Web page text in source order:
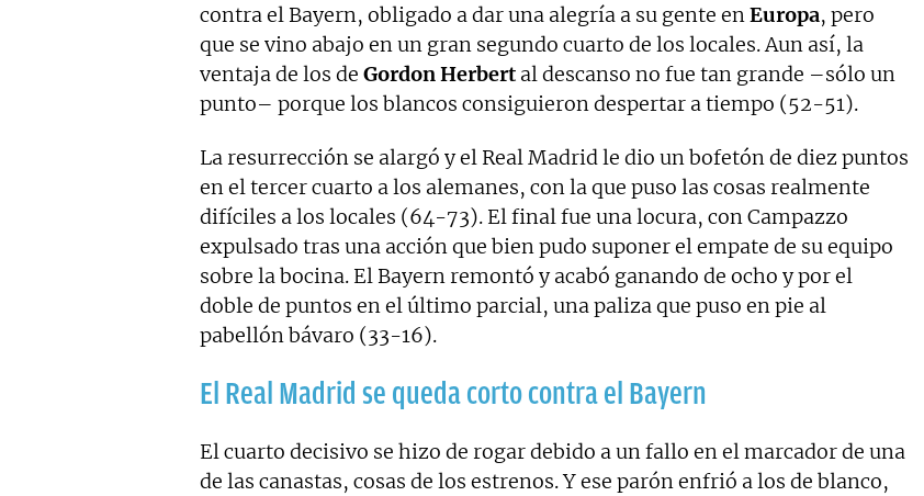
contra el Bayern, obligado a dar una alegría a su gente enEuropa, pero
que se vino abajo en un gran segundo cuarto de los locales. Aun así, la
ventaja de los de Gordon Herbert al descanso no fue tan grande –sólo un
punto– porque los blancos consiguieron despertar a tiempo (52-51).
La resurrección se alargó y el Real Madrid le dio un bofetón de diez puntos
en el tercer cuarto a los alemanes, con la que puso las cosas realmente
difíciles a los locales (64-73). El final fue una locura, con Campazzo
expulsado tras una acción que bien pudo suponer el empate de su equipo
sobre la bocina. El Bayern remontó y acabó ganando de ocho y por el
doble de puntos en el último parcial, una paliza que puso en pie al
pabellón bávaro (33-16).
El Real Madrid se queda corto contra el Bayern
El cuarto decisivo se hizo de rogar debido a un fallo en el marcador de una
de las canastas, cosas de los estrenos. Y ese parón enfrió a los de blanco,